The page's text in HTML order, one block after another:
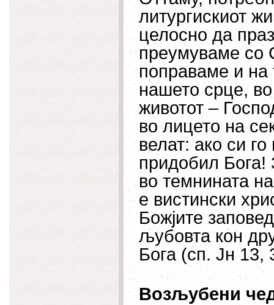
литургискиот
целосно да
преумуваме со
поправаме и на
нашето срце, во
животот –
во лицето на
велат: ако си
придобил
во темнината
е вистински
Божјите
љубовта кон
Бога (сп. Јн 13,
Возљубени